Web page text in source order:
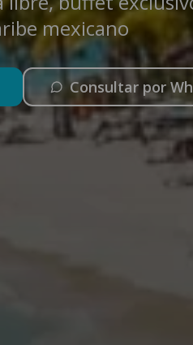
mexicano
Consultar por